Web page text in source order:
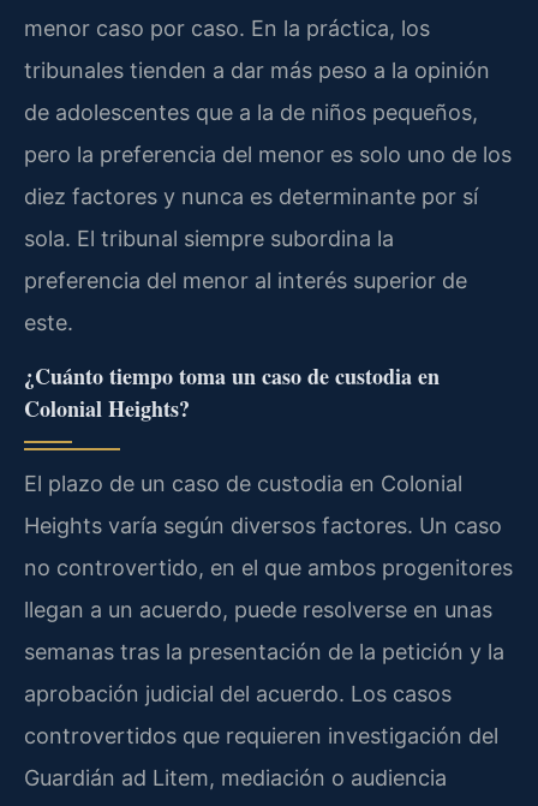
menor caso por caso. En la práctica, los
tribunales tienden a dar más peso a la opinión
de adolescentes que a la de niños pequeños,
pero la preferencia del menor es solo uno de los
diez factores y nunca es determinante por sí
sola. El tribunal siempre subordina la
preferencia del menor al interés superior de
este.
¿Cuánto tiempo toma un caso de custodia en
Colonial Heights?
El plazo de un caso de custodia en Colonial
Heights varía según diversos factores. Un caso
no controvertido, en el que ambos progenitores
llegan a un acuerdo, puede resolverse en unas
semanas tras la presentación de la petición y la
aprobación judicial del acuerdo. Los casos
controvertidos que requieren investigación del
Guardián ad Litem, mediación o audiencia